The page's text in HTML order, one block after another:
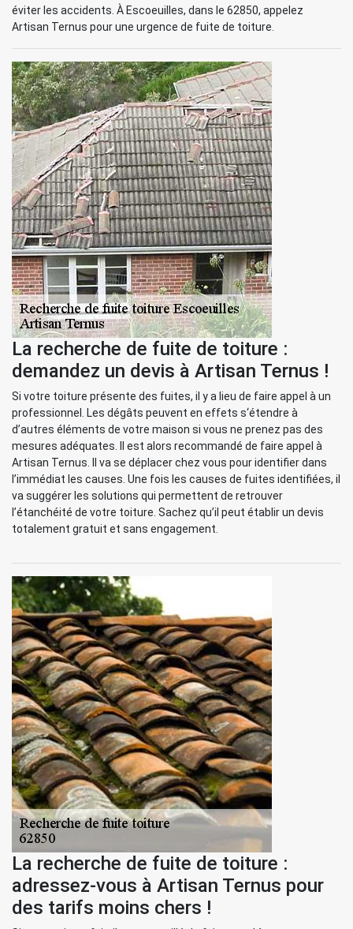
éviter les accidents. À Escoeuilles, dans le 62850, appelez
Artisan Ternus pour une urgence de fuite de toiture.
La recherche de fuite de toiture :
demandez un devis à Artisan Ternus !
Si votre toiture présente des fuites, il y a lieu de faire appel à un
professionnel. Les dégâts peuvent en effets s‘étendre à
d’autres éléments de votre maison si vous ne prenez pas des
mesures adéquates. Il est alors recommandé de faire appel à
Artisan Ternus. Il va se déplacer chez vous pour identifier dans
l’immédiat les causes. Une fois les causes de fuites identifiées, il
va suggérer les solutions qui permettent de retrouver
l’étanchéité de votre toiture. Sachez qu’il peut établir un devis
totalement gratuit et sans engagement.
La recherche de fuite de toiture :
adressez-vous à Artisan Ternus pour
des tarifs moins chers !